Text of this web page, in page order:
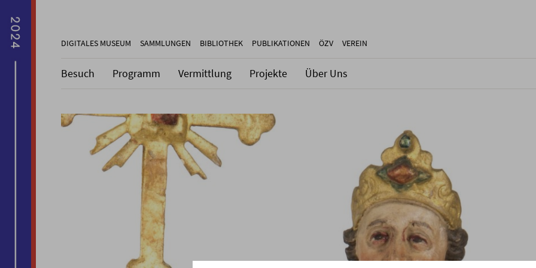
DIGITALES MUSEUM SAMMLUNGEN BIBLIOTHEK PUBLIKATIONEN ÖZV VEREIN
Besuch Programm Vermittlung Projekte Über Uns